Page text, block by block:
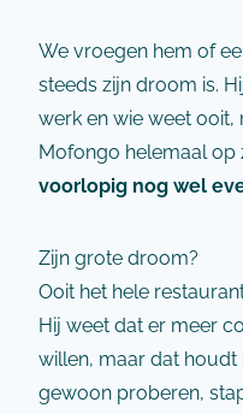
We vroegen hem of
steeds zijn droom is.
werk en wie weet ooit,
Mofongo helemaal op
voorlopig nog wel
Zijn grote droom?
Ooit het hele
Hij weet dat er meer
willen, maar dat houdt
gewoon proberen,